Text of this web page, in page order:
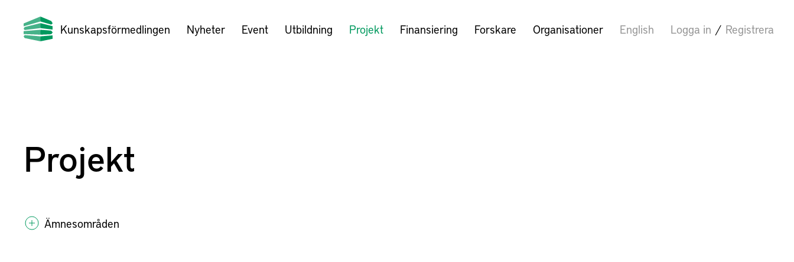
Kunskapsförmedlingen Nyheter Event Utbildning Projekt Finansiering Forskare Organisationer English Logga in / Registrera
Projekt
Ämnesområden